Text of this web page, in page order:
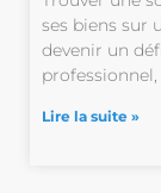
ses biens sur
devenir un
Lire la suite »